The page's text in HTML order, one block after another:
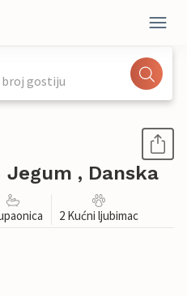
gostiju
, Danska
2 Kućni ljubimac